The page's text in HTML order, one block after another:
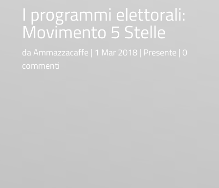
I programmi elettorali:
Movimento 5 Stelle
daAmmazzacaffe 1 Mar 2018 Presente 0
commenti